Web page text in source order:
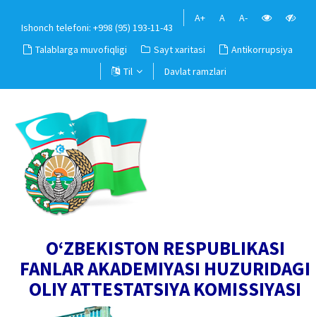
Ishonch telefoni: +998 (95) 193-11-43
A+ A A-
Talablarga muvofiqligi Sayt xaritasi
Antikorrupsiya
Til
Davlat ramzlari
O‘ZBEKISTON RESPUBLIKASI
FANLAR AKADEMIYASI HUZURIDAGI
OLIY ATTESTATSIYA KOMISSIYASI